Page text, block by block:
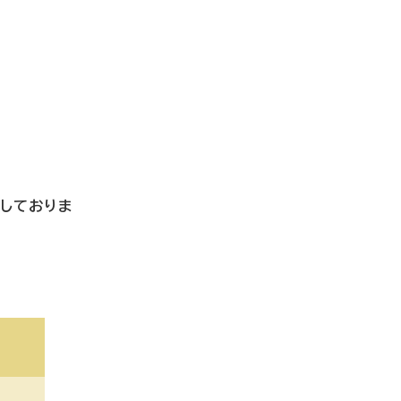
ておりま